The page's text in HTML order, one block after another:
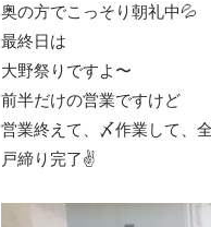
奥の方でこっそり朝礼中💦
最終日は
大野祭りですよ〜
前半だけの営業ですけど
営業終えて、〆作業して、
戸締り完了✌️